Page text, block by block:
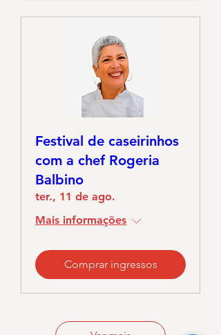
Festival de caseirinhos
com a chef Rogeria
Balbino
ter., 11 de ago.
Mais informações
Comprar ingressos